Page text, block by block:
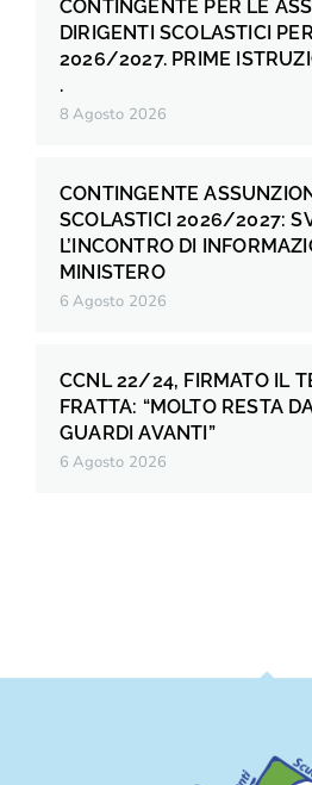
CONTINGENTE PER LE
DIRIGENTI SCOLASTICI PER
2026/2027. PRIME
.
8 Agosto 2026
CONTINGENTE
SCOLASTICI 2026/2027:
L’INCONTRO DI
MINISTERO
6 Agosto 2026
CCNL 22/24, FIRMATO IL
FRATTA: “MOLTO RESTA
GUARDI AVANTI”
6 Agosto 2026